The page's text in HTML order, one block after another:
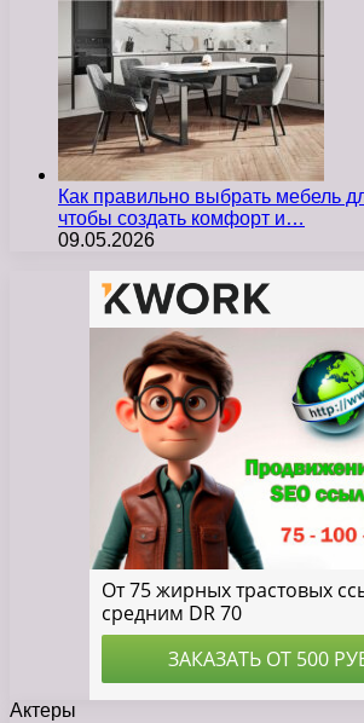
Как правильно выбрать мебель
чтобы создать комфорт и…
09.05.2026
Актеры